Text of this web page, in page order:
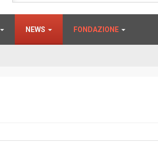
NEWS FONDAZIONE